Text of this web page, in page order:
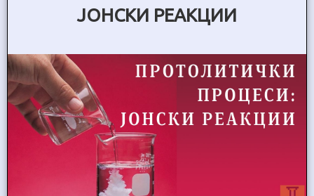
ЈОНСКИ РЕАКЦИИ